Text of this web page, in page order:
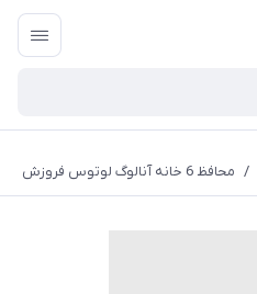
/ محافظ 6 خانه آنالوگ لوتوس فروزش